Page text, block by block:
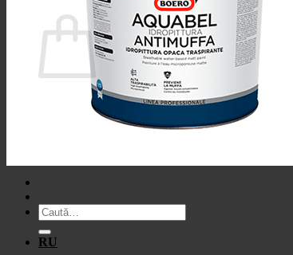
Nu ai niciun produs în coș.
Înapoi la magazin
Caută
după:
RU